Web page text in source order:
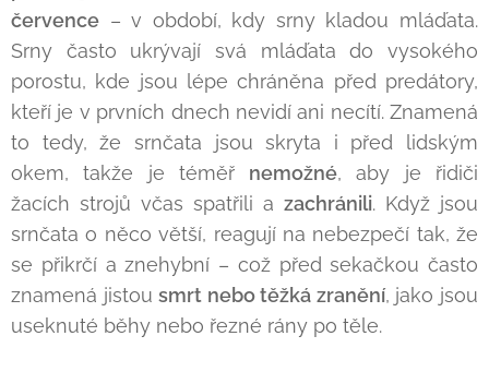
července – v období, kdy srny kladou mláďata.
Srny často ukrývají svá mláďata do vysokého
porostu, kde jsou lépe chráněna před predátory,
kteří je v prvních dnech nevidí ani necítí. Znamená
to tedy, že srnčata jsou skryta i před lidským
okem, takže je téměř nemožné, aby je řidiči
žacích strojů včas spatřili a zachránili. Když jsou
srnčata o něco větší, reagují na nebezpečí tak, že
se přikrčí a znehybní – což před sekačkou často
znamená jistousmrt nebo těžká zranění, jako jsou
useknuté běhy nebo řezné rány po těle.